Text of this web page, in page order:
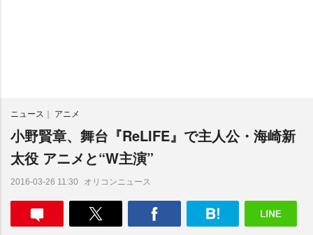
ニュース アニメ
小野賢章、舞台『ReLIFE』で主人公・海崎新
太役 アニメと“W主演”
2016-03-26 11:30 オリコンニュース